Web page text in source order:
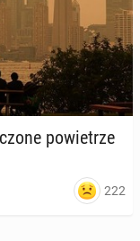
po­wie­trze
222